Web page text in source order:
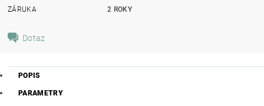
ZÁRUKA
2 ROKY
Dotaz
POPIS
PARAMETRY